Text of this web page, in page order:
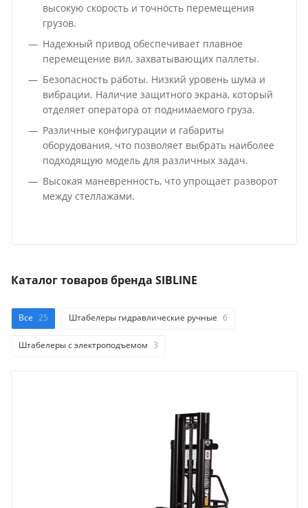
высокую скорость и точность перемещения
грузов.
Надежный привод обеспечивает плавное
перемещение вил, захватывающих паллеты.
Безопасность работы. Низкий уровень шума и
вибрации. Наличие защитного экрана, который
отделяет оператора от поднимаемого груза.
Различные конфигурации и габариты
оборудования, что позволяет выбрать наиболее
подходящую модель для различных задач.
Высокая маневренность, что упрощает разворот
между стеллажами.
Каталог товаров бренда SIBLINE
Все 25 Штабелеры гидравлические ручные 6
Штабелеры с электроподъемом 3